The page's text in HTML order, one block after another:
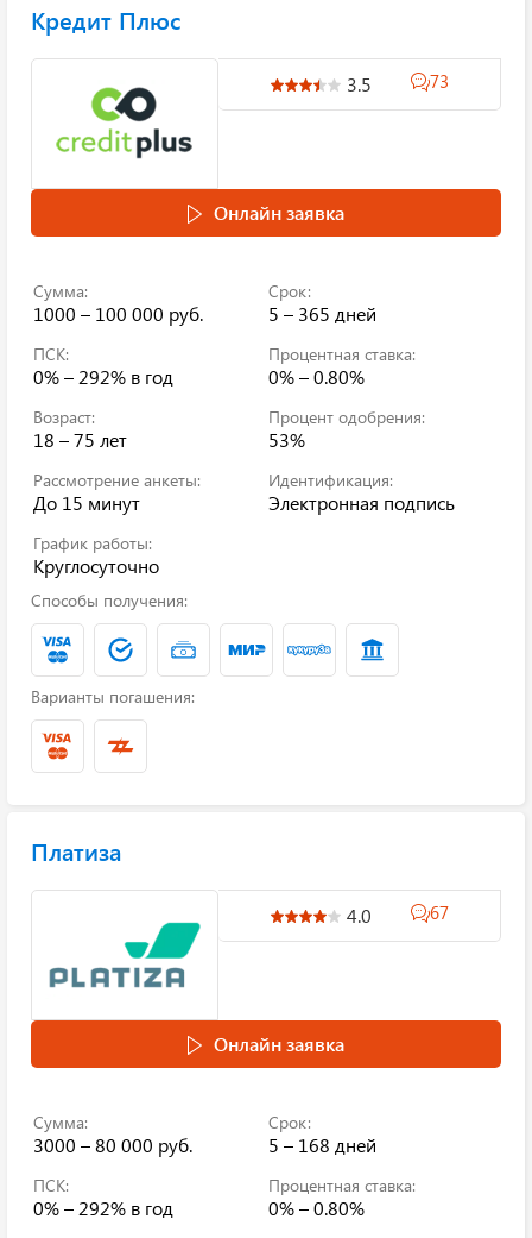
Кредит Плюс
3.5 73
Онлайн заявка
Сумма:
1000 – 100 000 руб.
Срок:
5 – 365 дней
ПСК:
0% – 292% в год
Процентная ставка:
0% – 0.80%
Возраст:
18 – 75 лет
Процент одобрения:
53%
Рассмотрение анкеты:
До 15 минут
Идентификация:
Электронная подпись
График работы:
Круглосуточно
Способы получения:
Варианты погашения:
Платиза
4.0 67
Онлайн заявка
Сумма:
3000 – 80 000 руб.
Срок:
5 – 168 дней
ПСК:
0% – 292% в год
Процентная ставка:
0% – 0.80%